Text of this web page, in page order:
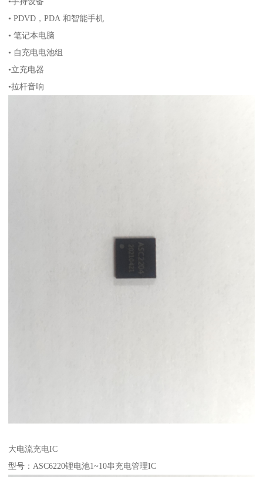
• PDVD，PDA 和智能手机
• 笔记本电脑
• 自充电电池组
•立充电器
•拉杆音响
大电流充电IC
型号：ASC6220锂电池1~10串充电管理IC